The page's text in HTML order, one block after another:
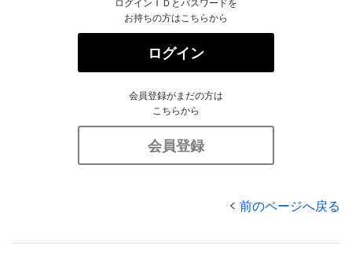
ログインＩＤとパスワードを
お持ちの方はこちらから
ログイン
会員登録がまだの方は
こちらから
会員登録
前のページへ戻る